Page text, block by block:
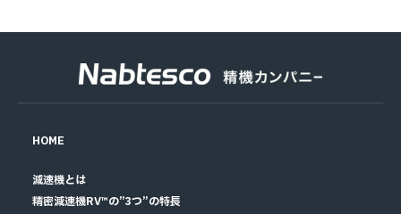
HOME
減速機とは
精密減速機RV™の”3つ”の特長